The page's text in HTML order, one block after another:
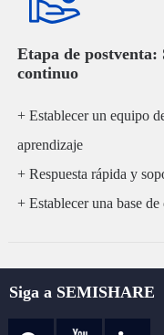
Etapa de postventa:
continuo
+ Establecer un equipo
aprendizaje
+ Respuesta rápida y
+ Establecer una base
+ Análisis de
Siga a SEMISHARE